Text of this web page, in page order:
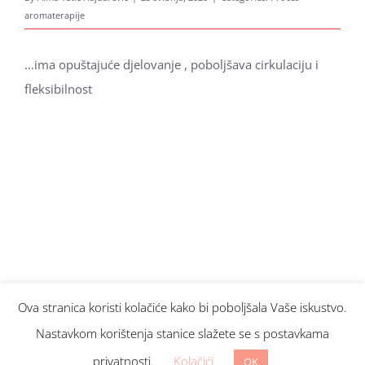
aromaterapije
…ima opuštajuće djelovanje , poboljšava cirkulaciju i
fleksibilnost
Traži...
© Copyright2026 Aroma Hominis. Sva prava pridržana.
Web design: www.web4y.com
Ova stranica koristi kolačiće kako bi poboljšala Vaše iskustvo.
Nastavkom korištenja stanice slažete se s postavkama
privatnosti.
Kolačići OK